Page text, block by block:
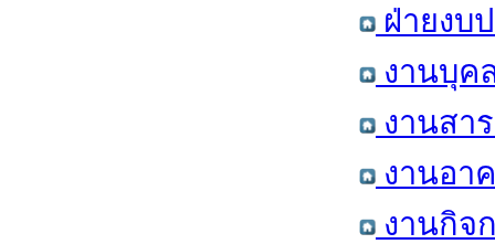
ฝ่ายงบ
งานบุค
งานสา
งานอา
งานกิจ